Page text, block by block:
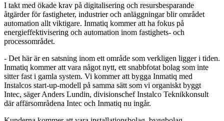
I takt med ökade krav på digitalisering och resursbesparande
åtgärder för fastigheter, industrier och anläggningar blir området
automation allt viktigare. Inmatiq kommer att ha fokus på
energieffektivisering och automation inom fastighets- och
processområdet.
- Det här är en satsning inom ett område som verkligen ligger i tiden.
Inmatiq kommer att vara något nytt, ett snabbfotat bolag som inte
sitter fast i gamla system. Vi kommer att bygga Inmatiq med
Instalcos start-up-modell på samma sätt som vi organiskt byggt
Intec, säger Anders Lundin, divisionschef Instalco Teknikkonsult
där affärsområdena Intec och Inmatiq nu ingår.